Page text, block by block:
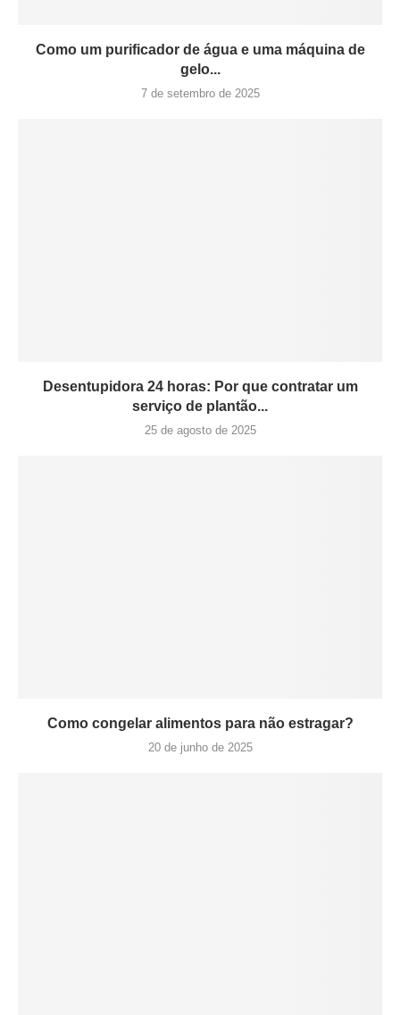
Como um purificador de água e uma máquina de
gelo...
7 de setembro de 2025
Desentupidora 24 horas: Por que contratar um
serviço de plantão...
25 de agosto de 2025
Como congelar alimentos para não estragar?
20 de junho de 2025